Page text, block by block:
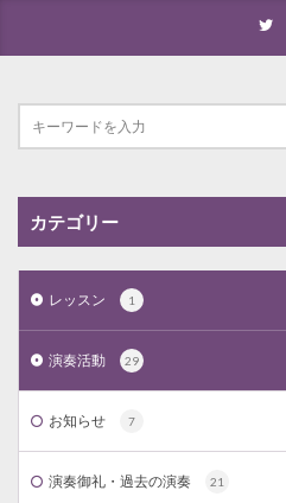
カテゴリー
レッスン 1
演奏活動 29
お知らせ 7
演奏御礼・過去の演奏 21